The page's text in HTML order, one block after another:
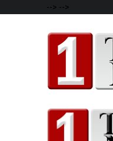
--> -->